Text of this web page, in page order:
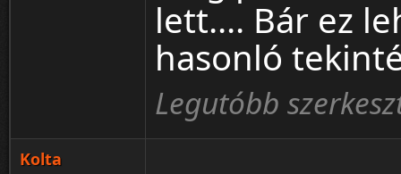
lett.... Bár ez
hasonló
Legutóbb
Kolta